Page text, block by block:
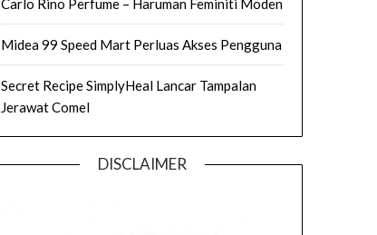
Carlo Rino Perfume – Haruman Feminiti Moden
Midea 99 Speed Mart Perluas Akses Pengguna
Secret Recipe SimplyHeal Lancar Tampalan
Jerawat Comel
DISCLAIMER